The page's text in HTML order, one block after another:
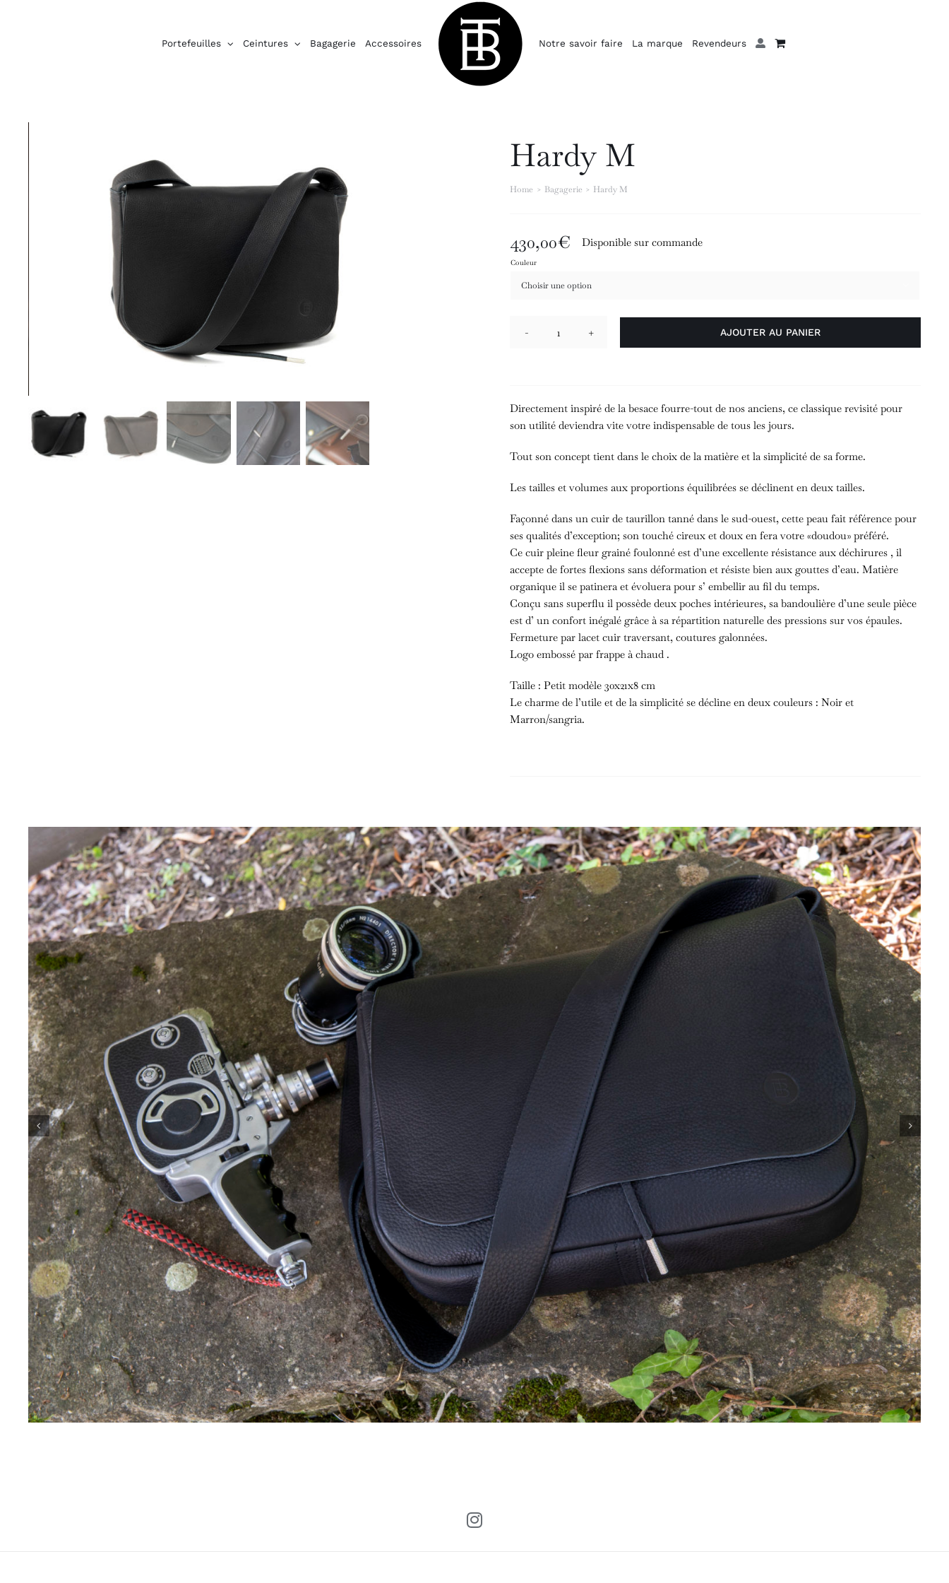
Portefeuilles Ceintures Bagagerie Accessoires Notre savoir faire La marque Revendeurs
Hardy M
Home Bagagerie Hardy M
430,00€ Disponible sur commande
Couleur
quantité
AJOUTER AU PANIER
Directement inspiré de la besace fourre-tout de nos anciens, ce classique revisité pour
son utilité deviendra vite votre indispensable de tous les jours.
Tout son concept tient dans le choix de la matière et la simplicité de sa forme.
Les tailles et volumes aux proportions équilibrées se déclinent en deux tailles.
Façonné dans un cuir de taurillon tanné dans le sud-ouest, cette peau fait référence pour
ses qualités d’exception; son touché cireux et doux en fera votre «doudou» préféré.
Ce cuir pleine fleur grainé foulonné est d’une excellente résistance aux déchirures , il
accepte de fortes flexions sans déformation et résiste bien aux gouttes d’eau. Matière
organique il se patinera et évoluera pour s’ embellir au fil du temps.
Conçu sans superflu il possède deux poches intérieures, sa bandoulière d’une seule pièce
est d’ un confort inégalé grâce à sa répartition naturelle des pressions sur vos épaules.
Fermeture par lacet cuir traversant, coutures galonnées.
Logo embossé par frappe à chaud .
Taille : Petit modèle 30x21x8 cm
Le charme de l’utile et de la simplicité se décline en deux couleurs : Noir et
Marron/sangria.